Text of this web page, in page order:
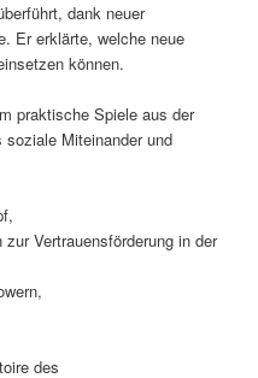
dank neuer
Er erklärte, welche neue
können.
praktische Spiele aus der
Miteinander und
Vertrauensförderung in der
des